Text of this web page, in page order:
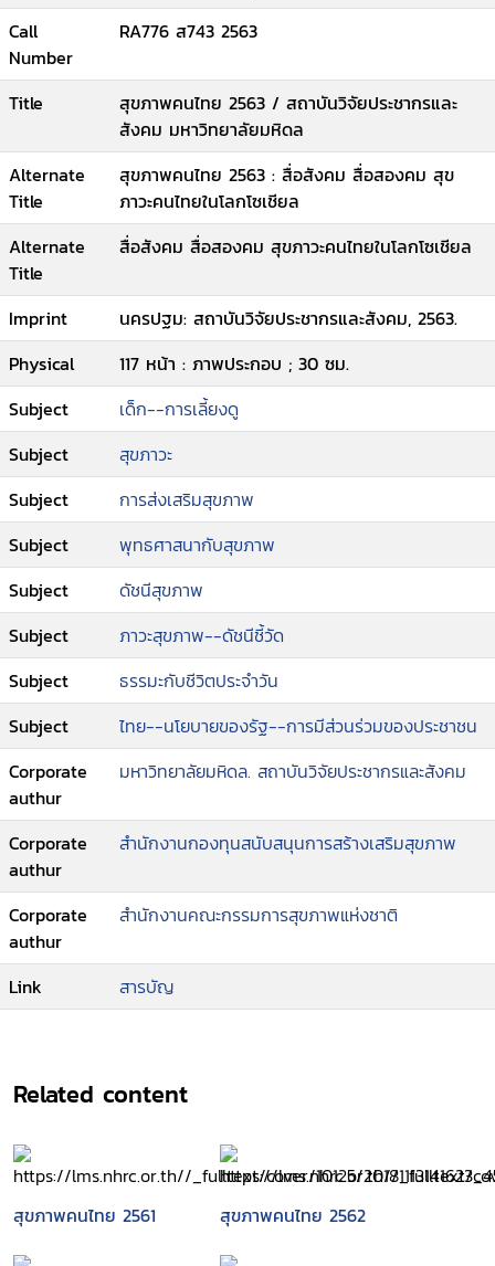
Call
Number
RA776 ส743 2563
Title
สุขภาพคนไทย 2563 / สถาบันวิจัยประชากรและ
สังคม มหาวิทยาลัยมหิดล
Alternate
Title
สุขภาพคนไทย 2563 : สื่อสังคม สื่อสองคม สุข
ภาวะคนไทยในโลกโซเชียล
Alternate
Title
สื่อสังคม สื่อสองคม สุขภาวะคนไทยในโลกโซเชียล
Imprint
นครปฐม: สถาบันวิจัยประชากรและสังคม, 2563.
Physical
117 หน้า : ภาพประกอบ ; 30 ซม.
Subject
เด็ก--การเลี้ยงดู
Subject
สุขภาวะ
Subject
การส่งเสริมสุขภาพ
Subject
พุทธศาสนากับสุขภาพ
Subject
ดัชนีสุขภาพ
Subject
ภาวะสุขภาพ--ดัชนีชี้วัด
Subject
ธรรมะกับชีวิตประจำวัน
Subject
ไทย--นโยบายของรัฐ--การมีส่วนร่วมของประชาชน
Corporate
authur
มหาวิทยาลัยมหิดล. สถาบันวิจัยประชากรและสังคม
Corporate
authur
สำนักงานกองทุนสนับสนุนการสร้างเสริมสุขภาพ
Corporate
authur
สำนักงานคณะกรรมการสุขภาพแห่งชาติ
Link สารบัญ
Related content
สุขภาพคนไทย 2561 สุขภาพคนไทย 2562